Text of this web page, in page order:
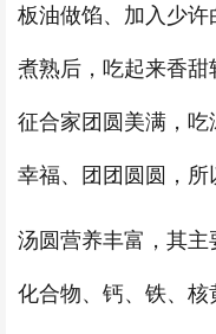
板油做馅、加入少许
煮熟后，吃起来香
征合家团圆美满，
幸福、团团圆圆，所
汤圆营养丰富，其
化合物、钙、铁、